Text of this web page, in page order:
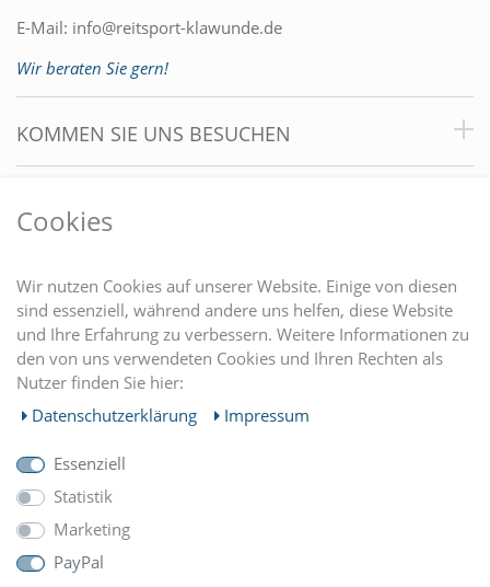
E-Mail: info@reitsport-klawunde.de
Wir beraten Sie gern!
KOMMEN SIE UNS BESUCHEN
EINKAUFEN
MEIN KONTO
UNTERNEHMEN
ZAHLUNGARTEN
Cookies
Wir nutzen Cookies auf unserer Website. Einige von diesen
sind essenziell, während andere uns helfen, diese Website
und Ihre Erfahrung zu verbessern. Weitere Informationen zu
den von uns verwendeten Cookies und Ihren Rechten als
Nutzer finden Sie hier:
Daten­schutz­erklärung
Impressum
Essenziell
Statistik
Marketing
PayPal